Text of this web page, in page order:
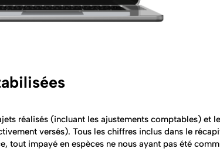
réalisés (incluant les ajustements comptables) et
versés). Tous les chiffres inclus dans le
tout impayé en espèces ne nous ayant pas été